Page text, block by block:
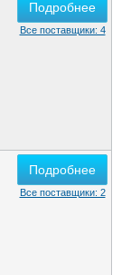
Подробнее
Все поставщики: 4
Подробнее
Все поставщики: 2